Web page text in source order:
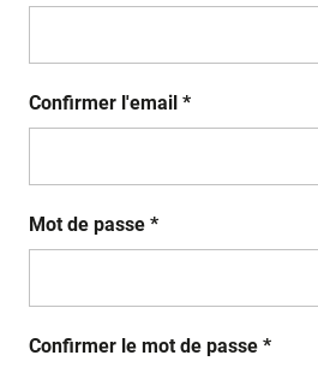
Confirmer l'email *
Mot de passe *
Confirmer le mot de passe *